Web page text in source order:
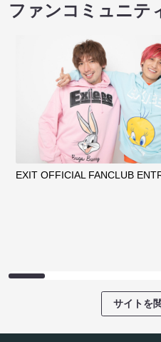
ファンコミュニテ
EXIT OFFICIAL FANCLUB
サイトを